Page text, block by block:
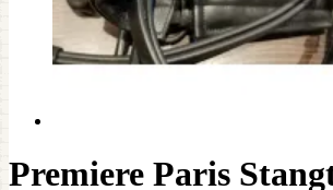
Premiere Paris